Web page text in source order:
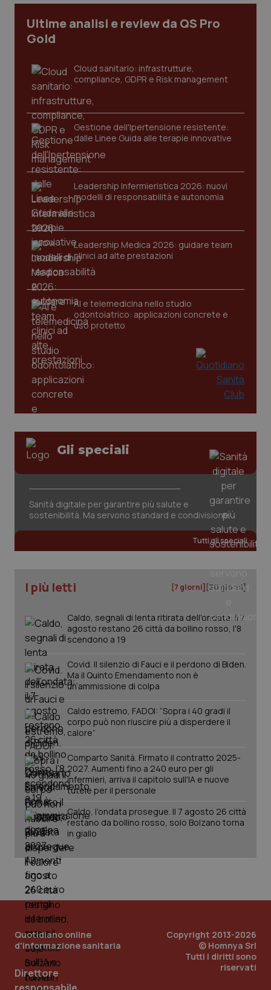
Ultime analisi e review da QS Pro
Gold
Cloud sanitario: infrastrutture,
compliance, GDPR e Risk management
Gestione dell'Ipertensione resistente:
dalle Linee Guida alle terapie innovative
Leadership Infermieristica 2026: nuovi
modelli di responsabilità e autonomia
Leadership Medica 2026: guidare team
clinici ad alte prestazioni
AI e telemedicina nello studio
odontoiatrico: applicazioni concrete e
uso protetto
Gli speciali
Sanità digitale per garantire più salute e
sostenibilità. Ma servono standard e condivisione
Tutti gli speciali
I più letti [7 giorni] [30 giorni]
Caldo, segnali di lenta ritirata dell'ondata: il 7
agosto restano 26 città da bollino rosso, l'8
scendono a 19
Covid. Il silenzio di Fauci e il perdono di Biden.
Ma il Quinto Emendamento non è
un’ammissione di colpa
Caldo estremo, FADOI: “Sopra i 40 gradi il
corpo può non riuscire più a disperdere il
calore”
Comparto Sanità. Firmato il contratto 2025-
2027. Aumenti fino a 240 euro per gli
infermieri, arriva il capitolo sull'IA e nuove
tutele per il personale
Caldo, l’ondata prosegue. Il 7 agosto 26 città
restano da bollino rosso, solo Bolzano torna
in giallo
Quotidiano online
d'informazione sanitaria
Direttore
Copyright 2013-2026
© Homnya Srl
Tutti i diritti sono
riservati
CookieScriptConsent
www.quotidianosanita.it
tracking-sites-ironfish-
tracking-enable
www.quotidianosanita.it
tracking-sites-ironfish-
session-id
_ga
PHPSESSID
www.quotidianosanita.it
_ga_KM60CM4NPH
mese